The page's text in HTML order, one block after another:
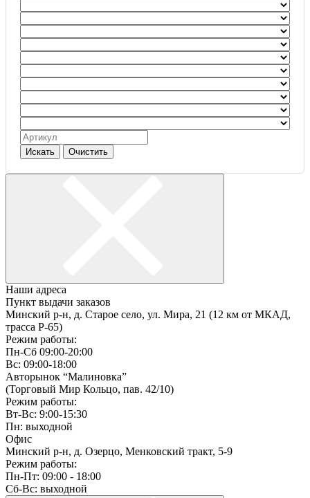
Искать Очистить
Наши адреса
Пункт выдачи заказов
Минский р-н, д. Старое село, ул. Мира, 21 (12 км от МКАД,
трасса P-65)
Режим работы:
Пн-Сб 09:00-20:00
Вс: 09:00-18:00
Авторынок “Малиновка”
(Торговый Мир Кольцо, пав. 42/10)
Режим работы:
Вт-Вс: 9:00-15:30
Пн: выходной
Офис
Минский р-н, д. Озерцо, Менковский тракт, 5-9
Режим работы:
Пн-Пт: 09:00 - 18:00
Сб-Вс: выходной